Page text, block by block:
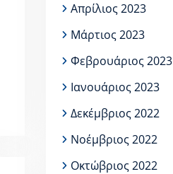
Απρίλιος 2023
Μάρτιος 2023
Φεβρουάριος 2023
Ιανουάριος 2023
Δεκέμβριος 2022
Νοέμβριος 2022
Οκτώβριος 2022